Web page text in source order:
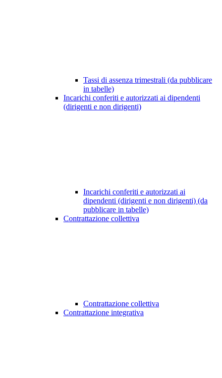
Tassi di assenza trimestrali (da pubblicare
in tabelle)
Incarichi conferiti e autorizzati ai dipendenti
(dirigenti e non dirigenti)
Incarichi conferiti e autorizzati ai
dipendenti (dirigenti e non dirigenti) (da
pubblicare in tabelle)
Contrattazione collettiva
Contrattazione collettiva
Contrattazione integrativa